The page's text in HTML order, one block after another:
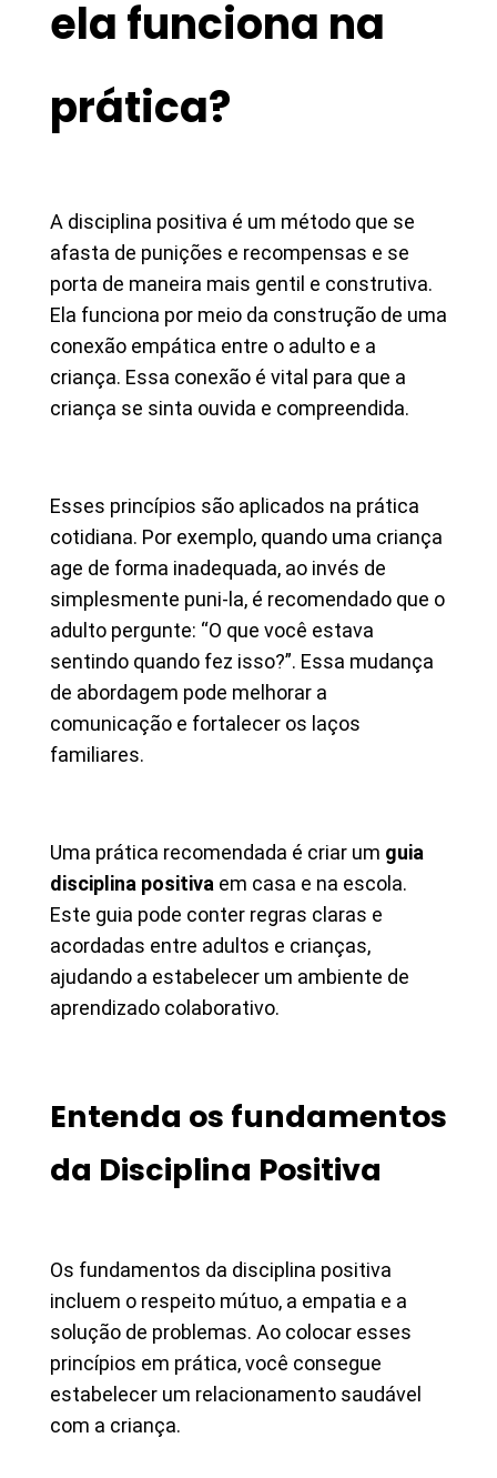
ela funciona na
prática?
A disciplina positiva é um método que se
afasta de punições e recompensas e se
porta de maneira mais gentil e construtiva.
Ela funciona por meio da construção de uma
conexão empática entre o adulto e a
criança. Essa conexão é vital para que a
criança se sinta ouvida e compreendida.
Esses princípios são aplicados na prática
cotidiana. Por exemplo, quando uma criança
age de forma inadequada, ao invés de
simplesmente puni-la, é recomendado que o
adulto pergunte: “O que você estava
sentindo quando fez isso?”. Essa mudança
de abordagem pode melhorar a
comunicação e fortalecer os laços
familiares.
Uma prática recomendada é criar um guia
disciplina positiva em casa e na escola.
Este guia pode conter regras claras e
acordadas entre adultos e crianças,
ajudando a estabelecer um ambiente de
aprendizado colaborativo.
Entenda os fundamentos
da Disciplina Positiva
Os fundamentos da disciplina positiva
incluem o respeito mútuo, a empatia e a
solução de problemas. Ao colocar esses
princípios em prática, você consegue
estabelecer um relacionamento saudável
com a criança.